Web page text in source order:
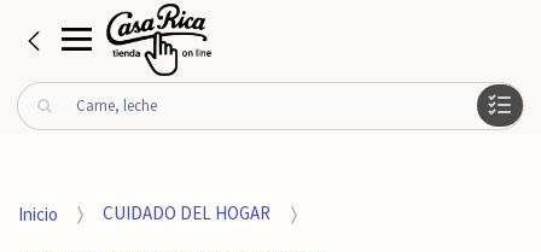
B
u
rInicio CUIDADO DEL HOGAR